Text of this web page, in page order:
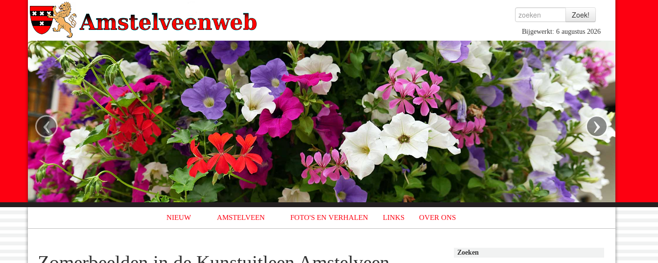
Bijgewerkt: 6 augustus 2026
‹ ›
NIEUW AMSTELVEEN FOTO'S EN VERHALEN LINKS OVER ONS
Zoeken